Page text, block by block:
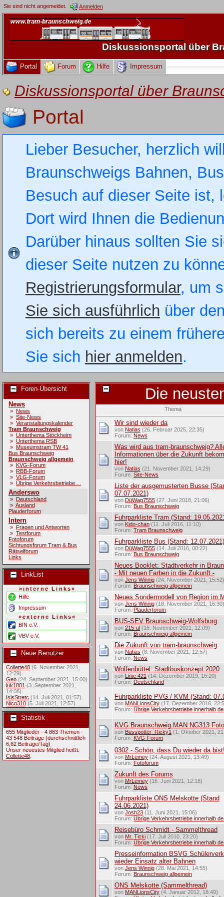
Sie sind nicht angemeldet. Anmelden
Diskussionsportal über
Portal Forum Hilfe Impressum
Diskussionsportal über
Portal
Lieber Besucher, herzlich
Braunschweigs Bahnen,
Besuch auf dieser Seite
Dort wird Ihnen die
Darüber hinaus sollten Sie
dieser Seite nutzen zu
Registrierungsformular, um
Sie sich ausführlich über
sich bereits zu einem
Sie sich hier anmelden.
Foren-Übersicht
News
» News
» Site-News
» Veranstaltungskalender
Tram Braunschweig
» Unterthema Stöckheim
» Unterthema RSB
» Museumstram TW 41
Bus Braunschweig
Braunschweig allgemein
» KVG-Forum
» RBB-Forum
» VLG-Forum
» Übrige Verkehrsbetriebe ...
Anderswo
» Deutschland
» Ausland
Plauderforum
Intern
» Fragen und Antworten
» Testforum
Fotoforum
Sichtungsforum Tram & Bus
Rätselforum
Links
LinkList
»interne Links«
Hilfe
Impressum
»externe Links«
BIN e.V.
VBV e.V.
Neue Benutzer
Collette48 (6. November 2021,
12:29)
Geo (24. September 2021, 15:00)
luk1801 (3. September 2021,
14:08)
IsisStretc (14. Juli 2021, 01:57)
Nico310 (5. Juli 2021, 12:57)
Statistik
655 Mitglieder - 4 883 Themen -
43 548 Beiträge (durchschnittlich
6,62 Beiträge/Tag)
Unser neuestes Mitglied heißt:
Collette48.
Die
Thema
Wir sind wieder da
von Natias (26. Februar 2025, 22:35)
Forum: News
Was wird aus tram-braunschweig?
Informationen über die Zukunft
hier!
von Natias (21. November 2021, 14:29)
Forum: Site-News
Liste der ausgemusterten Busse
07.07.2021)
von DüWag7555(27. Juni 2018, 21:06)
Forum: Bus Braunschweig
Fuhrparkliste Tram (Stand:
von Kido-chan(11. Juli 2016, 11:10)
Forum: Tram Braunschweig
Fuhrparkliste Bus (Stand: 12.07.2021)
von DüWag7555(14. Juli 2016, 00:22)
Forum: Bus Braunschweig
Neues Booklet: Stadtverkehr in
- Mit neuen Farben in die Zukunft -
von Jens Winnig(24. November 2021, 15:52)
Forum: Braunschweig allgemein
Neues Sondermodell von Region im
von Jens Winnig(18. November 2021, 16:30)
Forum: Plauderforum
BUS-SEV Braunschweig-Wolfsburg
von 215-ul(16. November 2021, 12:09)
Forum: Braunschweig allgemein
Die Zukunft von tram-braunschweig
von Natias (8. November 2021, 12:57)
Forum: News
Wolfenbüttel: Stadtbuskonzept 2020
von Linie 421 (14. Dezember 2019, 16:20)
Forum: Deutschland
Fuhrparkliste PVG / KVM (Stand:
von MANLionsCity(17. Dezember 2016,
Forum: Übrige Verkehrsbetriebe innerhalb
KVG Braunschweig MAN NG313
von Busspotter_Ricky1 (1. Oktober 2021,
Forum: KVG-Forum
0302 - Schön, dass Du wieder da
von MrLemey(24. August 2021, 13:49)
Forum: Fotoforum
Zukunft des Forums
von MrLemey(16. Juni 2021, 12:18)
Forum: News
Fuhrparkliste ONS Melskotte (Stand
24.06.2021)
von Josh23(11. Juni 2021, 15:06)
Forum: Übrige Verkehrsbetriebe innerhalb
Reisebüro Schmidt - Sammelthread
von Mr. Ticki(17. Juli 2010, 23:20)
Forum: Übrige Verkehrsbetriebe innerhalb
Presseinformation BSVG
wieder Einsatz alter Bahnen
von Jens Winnig(28. Mai 2021, 14:55)
Forum: Braunschweig allgemein
ONS Melskotte (Sammelthread)
von MANLionsCity(4. Januar 2012, 18:49)